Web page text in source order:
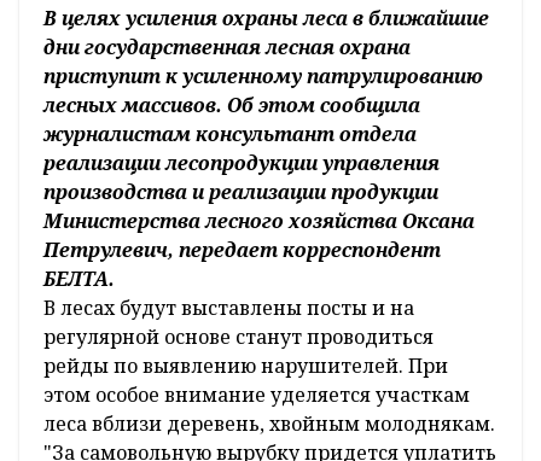
В целях усиления охраны леса в ближайшие
дни государственная лесная охрана
приступит к усиленному патрулированию
лесных массивов. Об этом сообщила
журналистам консультант отдела
реализации лесопродукции управления
производства и реализации продукции
Министерства лесного хозяйства Оксана
Петрулевич, передает корреспондент
БЕЛТА.
В лесах будут выставлены посты и на
регулярной основе станут проводиться
рейды по выявлению нарушителей. При
этом особое внимание уделяется участкам
леса вблизи деревень, хвойным молоднякам.
"За самовольную вырубку придется уплатить